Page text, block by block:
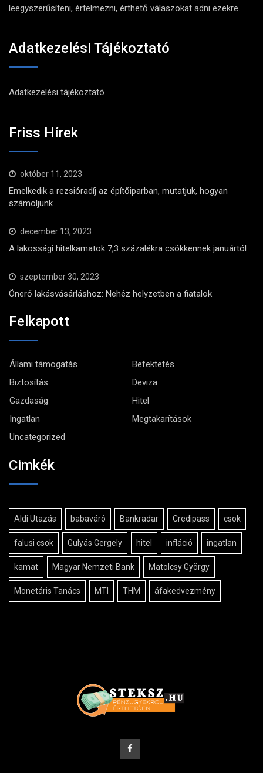
leegyszerűsíteni, értelmezni, érthető válaszokat adni ezekre.
Adatkezelési Tájékoztató
Adatkezelési tájékoztató
Friss Hírek
október 11, 2023
Emelkedik a rezsióradíj az építőiparban, mutatjuk, hogyan
számoljunk
december 13, 2023
A lakossági hitelkamatok 7,3 százalékra csökkennek januártól
szeptember 30, 2023
Önerő lakásvásárláshoz: Nehéz helyzetben a fiatalok
Felkapott
Állami támogatás
Befektetés
Biztosítás
Deviza
Gazdaság
Hitel
Ingatlan
Megtakarítások
Uncategorized
Cimkék
Aldi Utazás babaváró Bankradar Credipass csok
falusi csok Gulyás Gergely hitel infláció ingatlan
kamat Magyar Nemzeti Bank Matolcsy György
Monetáris Tanács MTI THM áfakedvezmény